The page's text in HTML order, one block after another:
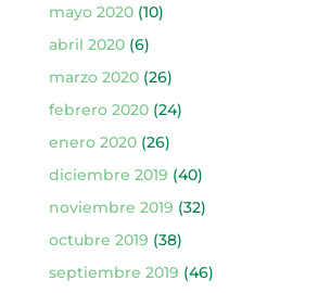
mayo 2020(10)
abril 2020(6)
marzo 2020(26)
febrero 2020(24)
enero 2020(26)
diciembre 2019 (40)
noviembre 2019 (32)
octubre 2019 (38)
septiembre 2019 (46)